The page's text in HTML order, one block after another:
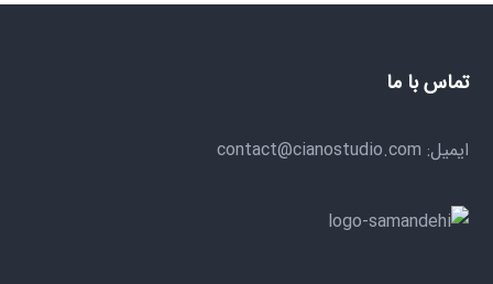
تماس با ما
ایمیل: contact@cianostudio.com